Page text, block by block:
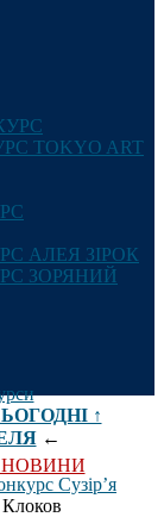
TOKYO ART
АЛЕЯ ЗІРОК
ЗОРЯНИЙ
↑
←
НОВИНИ
Сузір’я